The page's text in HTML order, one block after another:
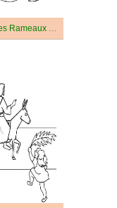
Dimanche des Rameaux Gratuit Pour les Enfants